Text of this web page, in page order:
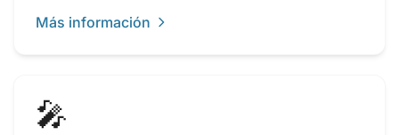
Más información
🎤